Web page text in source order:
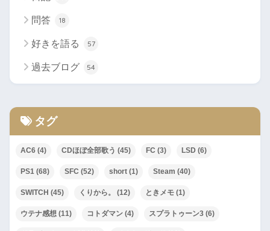
問答 18
好きを語る 57
過去ブログ 54
タグ
AC6 (4) CDほぼ全部歌う (45) FC (3) LSD (6)
PS1 (68) SFC (52) short (1) Steam (40)
SWITCH (45) くりから。 (12) ときメモ (1)
ウテナ感想 (11) コトダマン (4) スプラトゥーン3 (6)